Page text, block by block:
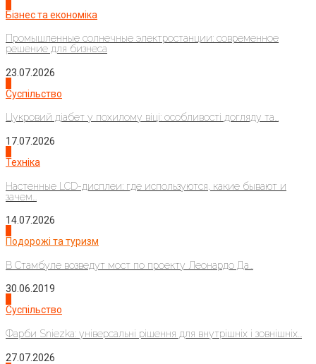
Бізнес та економіка
Промышленные солнечные электростанции: современное
решение для бизнеса
23.07.2026
Суспільство
Цукровий діабет у похилому віці: особливості догляду та...
17.07.2026
Техніка
Настенные LCD-дисплеи: где используются, какие бывают и
зачем...
14.07.2026
Подорожі та туризм
В Стамбуле возведут мост по проекту Леонардо Да...
30.06.2019
Суспільство
Фарби Sniezka: універсальні рішення для внутрішніх і зовнішніх...
27.07.2026